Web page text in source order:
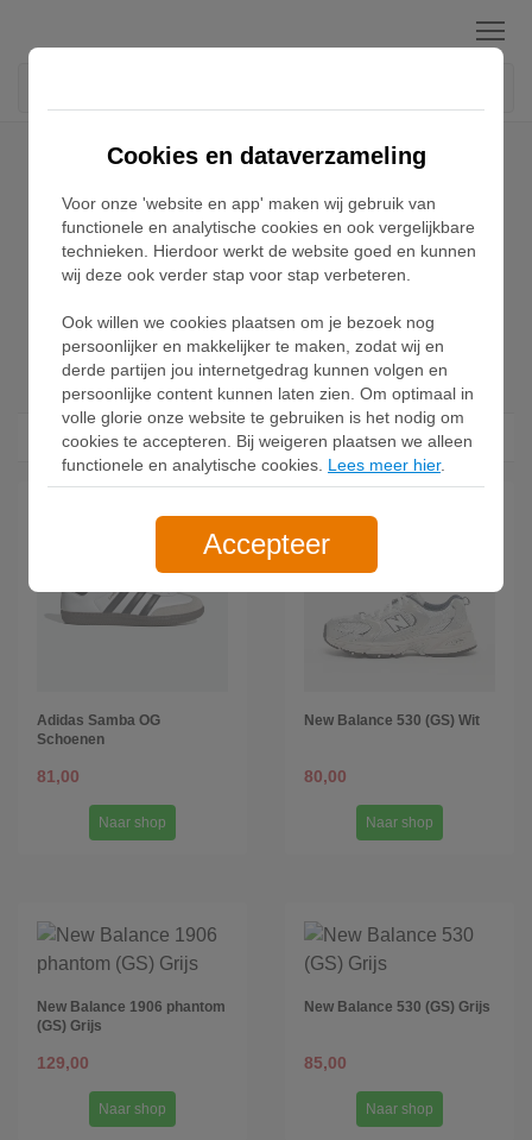
Menu
Home Kids
Kids
Kinder sneakers zijn niet alleen sportief, maar vooral fijn
om te dragen. Koop jouw kidssneakers online tegen de
beste prijs!
Filter
Adidas Samba OG
Schoenen
81,00
Naar shop
New Balance 530 (GS) Wit
80,00
Naar shop
New Balance 1906 phantom
(GS) Grijs
129,00
Naar shop
New Balance 530 (GS) Grijs
85,00
Naar shop
Cookies en dataverzameling
Voor onze 'website en app' maken wij gebruik van
functionele en analytische cookies en ook vergelijkbare
technieken. Hierdoor werkt de website goed en kunnen
wij deze ook verder stap voor stap verbeteren.
Ook willen we cookies plaatsen om je bezoek nog
persoonlijker en makkelijker te maken, zodat wij en
derde partijen jou internetgedrag kunnen volgen en
persoonlijke content kunnen laten zien. Om optimaal in
volle glorie onze website te gebruiken is het nodig om
cookies te accepteren. Bij weigeren plaatsen we alleen
functionele en analytische cookies. Lees meer hier.
Accepteer